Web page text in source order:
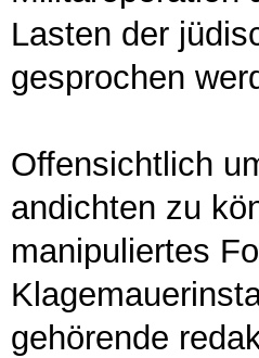
Lasten der
gesprochen
Offensichtlich
andichten zu
manipuliertes
gehörende